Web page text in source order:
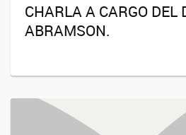
CHARLA A CARGO DEL
ABRAMSON.